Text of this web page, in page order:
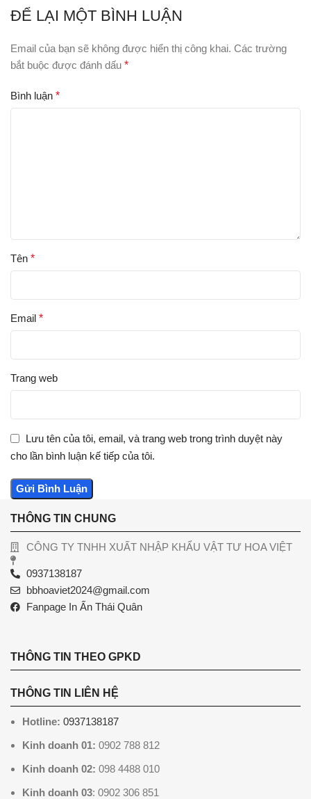
ĐỂ LẠI MỘT BÌNH LUẬN
Email của bạn sẽ không được hiển thị công khai. Các trường
bắt buộc được đánh dấu *
Bình luận *
Tên *
Email *
Trang web
Lưu tên của tôi, email, và trang web trong trình duyệt này
cho lần bình luận kế tiếp của tôi.
THÔNG TIN CHUNG
CÔNG TY TNHH XUẤT NHẬP KHẨU VẬT TƯ HOA VIỆT
0937138187
bbhoaviet2024@gmail.com
Fanpage In Ấn Thái Quân
THÔNG TIN THEO GPKD
THÔNG TIN LIÊN HỆ
Hotline: 0937138187
Kinh doanh 01: 0902 788 812
Kinh doanh 02: 098 4488 010
Kinh doanh 03: 0902 306 851